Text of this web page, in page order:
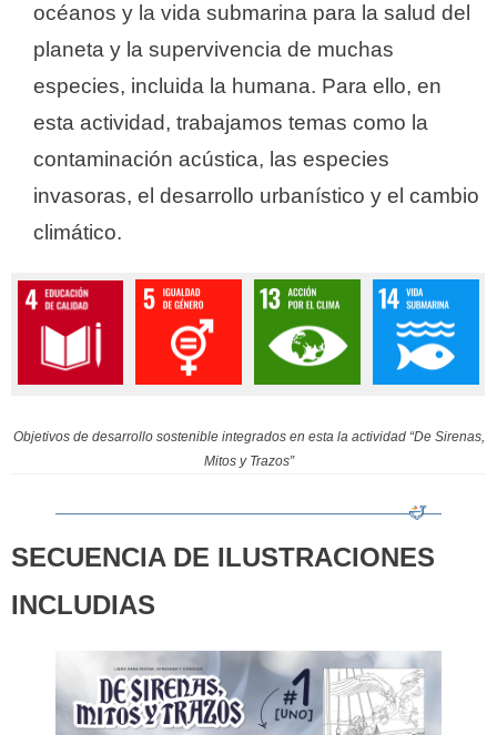
océanos y la vida submarina para la salud del
planeta y la supervivencia de muchas
especies, incluida la humana. Para ello, en
esta actividad, trabajamos temas como la
contaminación acústica, las especies
invasoras, el desarrollo urbanístico y el cambio
climático.
Objetivos de desarrollo sostenible integrados en esta la actividad “De Sirenas,
Mitos y Trazos”
SECUENCIA DE ILUSTRACIONES
INCLUDIAS